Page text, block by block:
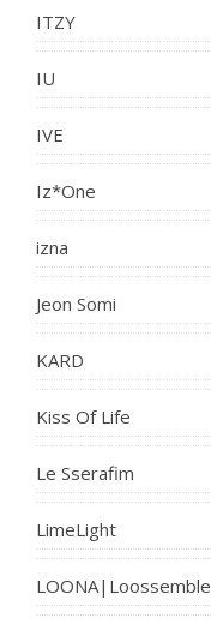
ITZY
IU
IVE
Iz*One
izna
Jeon Somi
KARD
Kiss Of Life
Le Sserafim
LimeLight
LOONA|Loossemble